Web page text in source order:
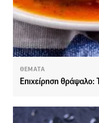
ΘΕΜΑΤΑ
Επιχείρηση θράψαλο: